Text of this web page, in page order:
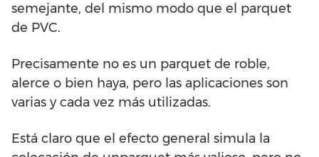
semejante, del mismo modo que el parquet
de PVC.
Precisamente no es un parquet de roble,
alerce o bien haya, pero las aplicaciones son
varias y cada vez más utilizadas.
Está claro que el efecto general simula la